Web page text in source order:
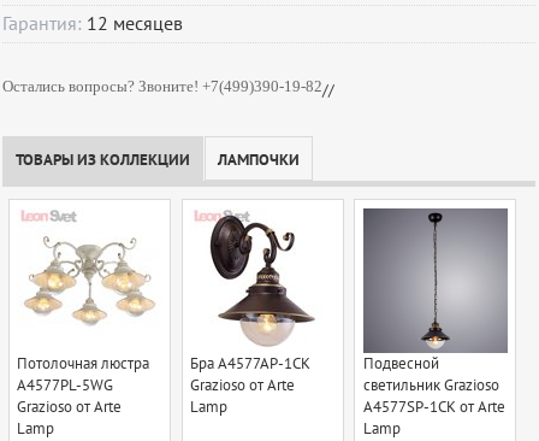
Гарантия: 12 месяцев
Остались вопросы? Звоните! +7(499)390-19-82//
ТОВАРЫ ИЗ КОЛЛЕКЦИИ ЛАМПОЧКИ
Потолочная люстра
A4577PL-5WG
Grazioso от Arte
Lamp
Бра A4577AP-1CK
Grazioso от Arte
Lamp
Подвесной
светильник Grazioso
A4577SP-1CK от Arte
Lamp